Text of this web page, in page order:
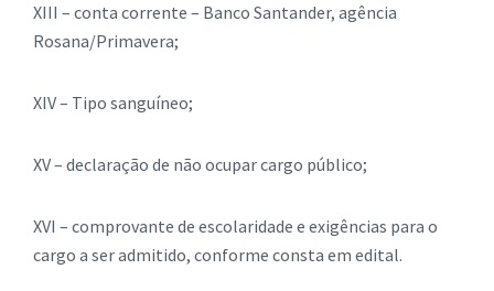
XIII – conta corrente – Banco Santander, agência
Rosana/Primavera;
XIV – Tipo sanguíneo;
XV – declaração de não ocupar cargo público;
XVI – comprovante de escolaridade e exigências para o
cargo a ser admitido, conforme consta em edital.